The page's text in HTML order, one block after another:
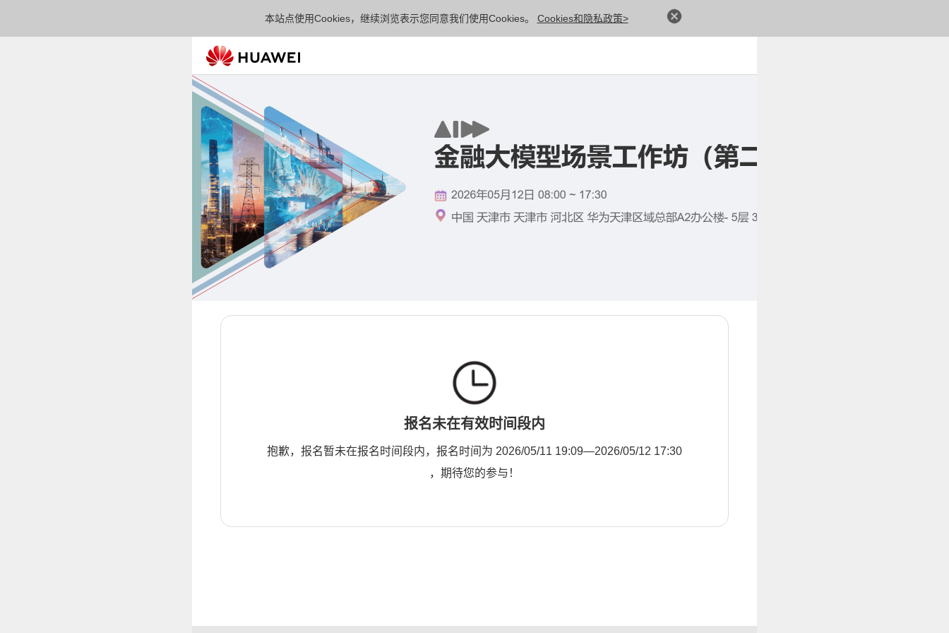
本站点使用Cookies，继续浏览表示您同意我们使用Cookies。 Cookies和隐私政策>
报名未在有效时间段内
抱歉，报名暂未在报名时间段内，报名时间为 2026/05/11 19:09—2026/05/12 17:30
，期待您的参与！